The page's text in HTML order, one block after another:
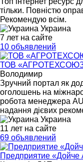
тільки. Повністю
Рекомендую всім.
Украина
7 лет на сайте
10 объявлений
ТОВ
Володимир
Зручний портал як
оголошень на
робота менеджера
надання дієвих
Украина
11 лет на сайте
69 объявлений
Предприятие «Дойче